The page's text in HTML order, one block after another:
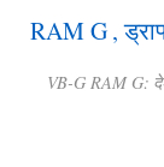
VB-G RAM G: